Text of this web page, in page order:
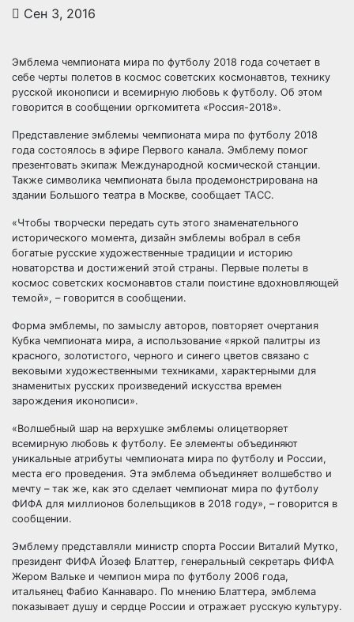
Сен 3, 2016
Эмблема чемпионата мира по футболу 2018 года сочетает в
себе черты полетов в космос советских космонавтов, технику
русской иконописи и всемирную любовь к футболу. Об этом
говорится в сообщении оргкомитета «Россия-2018».
Представление эмблемы чемпионата мира по футболу 2018
года состоялось в эфире Первого канала. Эмблему помог
презентовать экипаж Международной космической станции.
Также символика чемпионата была продемонстрирована на
здании Большого театра в Москве, сообщает ТАСС.
«Чтобы творчески передать суть этого знаменательного
исторического момента, дизайн эмблемы вобрал в себя
богатые русские художественные традиции и историю
новаторства и достижений этой страны. Первые полеты в
космос советских космонавтов стали поистине вдохновляющей
темой», – говорится в сообщении.
Форма эмблемы, по замыслу авторов, повторяет очертания
Кубка чемпионата мира, а использование «яркой палитры из
красного, золотистого, черного и синего цветов связано с
вековыми художественными техниками, характерными для
знаменитых русских произведений искусства времен
зарождения иконописи».
«Волшебный шар на верхушке эмблемы олицетворяет
всемирную любовь к футболу. Ее элементы объединяют
уникальные атрибуты чемпионата мира по футболу и России,
места его проведения. Эта эмблема объединяет волшебство и
мечту – так же, как это сделает чемпионат мира по футболу
ФИФА для миллионов болельщиков в 2018 году», – говорится в
сообщении.
Эмблему представляли министр спорта России Виталий Мутко,
президент ФИФА Йозеф Блаттер, генеральный секретарь ФИФА
Жером Вальке и чемпион мира по футболу 2006 года,
итальянец Фабио Каннаваро. По мнению Блаттера, эмблема
показывает душу и сердце России и отражает русскую культуру.